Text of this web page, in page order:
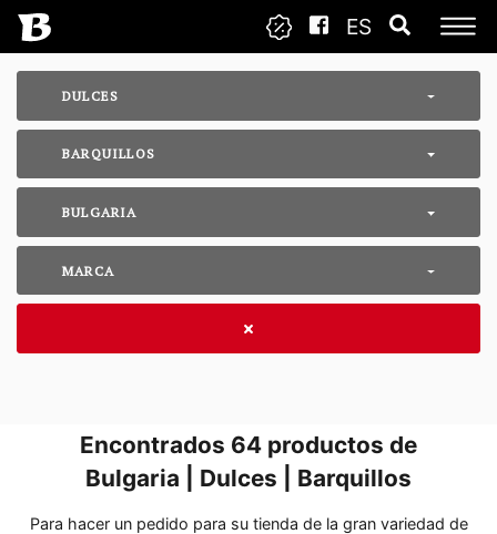
ES
DULCES
BARQUILLOS
BULGARIA
MARCA
Encontrados 64 productos de
Bulgaria | Dulces | Barquillos
Para hacer un pedido para su tienda de la gran variedad de